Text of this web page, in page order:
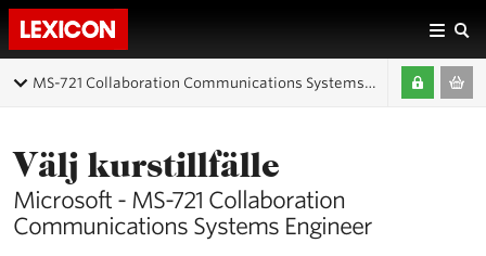
MS-721 Collaboration Communications Systems Engineer
Välj kurstillfälle
Microsoft - MS-721 Collaboration
Communications Systems Engineer